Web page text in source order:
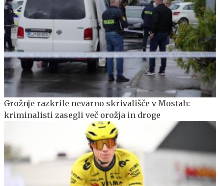
Grožnje razkrile nevarno skrivališče v Mostah:
kriminalisti zasegli več orožja in droge